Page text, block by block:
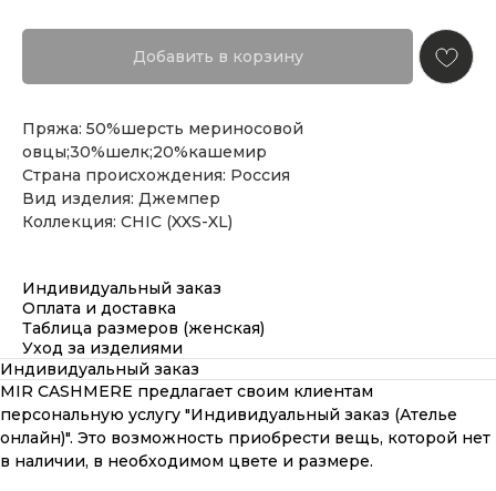
Добавить в корзину
Пряжа: 50%шерсть мериносовой
овцы;30%шелк;20%кашемир
Страна происхождения: Россия
Вид изделия: Джемпер
Коллекция: CHIC (XXS-XL)
Индивидуальный заказ
Оплата и доставка
Таблица размеров (женская)
Уход за изделиями
Индивидуальный заказ
MIR CASHMERE предлагает своим клиентам
персональную услугу "Индивидуальный заказ (Ателье
онлайн)". Это возможность приобрести вещь, которой нет
в наличии, в необходимом цвете и размере.